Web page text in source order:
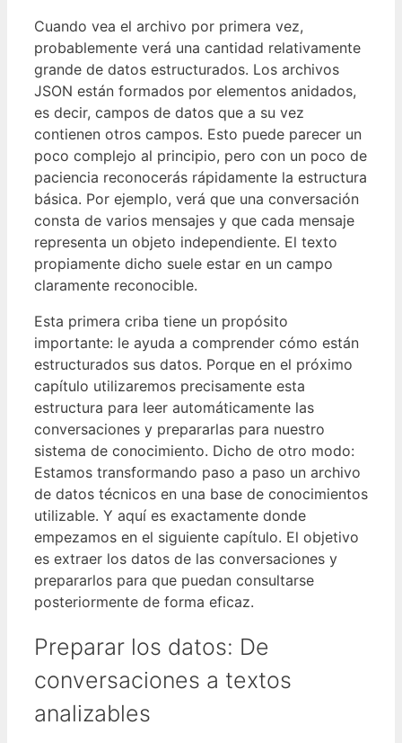
Cuando vea el archivo por primera vez,
probablemente verá una cantidad relativamente
grande de datos estructurados. Los archivos
JSON están formados por elementos anidados,
es decir, campos de datos que a su vez
contienen otros campos. Esto puede parecer un
poco complejo al principio, pero con un poco de
paciencia reconocerás rápidamente la estructura
básica. Por ejemplo, verá que una conversación
consta de varios mensajes y que cada mensaje
representa un objeto independiente. El texto
propiamente dicho suele estar en un campo
claramente reconocible.
Esta primera criba tiene un propósito
importante: le ayuda a comprender cómo están
estructurados sus datos. Porque en el próximo
capítulo utilizaremos precisamente esta
estructura para leer automáticamente las
conversaciones y prepararlas para nuestro
sistema de conocimiento. Dicho de otro modo:
Estamos transformando paso a paso un archivo
de datos técnicos en una base de conocimientos
utilizable. Y aquí es exactamente donde
empezamos en el siguiente capítulo. El objetivo
es extraer los datos de las conversaciones y
prepararlos para que puedan consultarse
posteriormente de forma eficaz.
Preparar los datos: De
conversaciones a textos
analizables